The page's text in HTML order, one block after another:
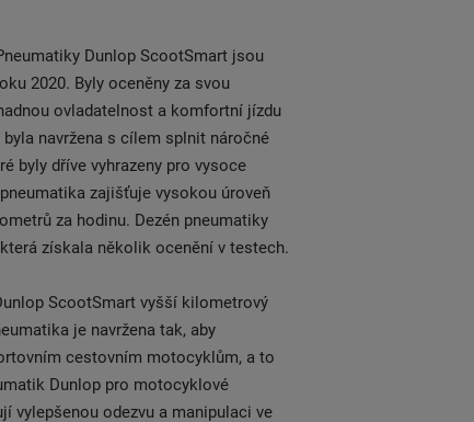
Dunlop ScootSmart jsou
2020. Byly oceněny za svou
ovladatelnost a komfortní jízdu
navržena s cílem splnit náročné
byly dříve vyhrazeny pro vysoce
zajišťuje vysokou úroveň
za hodinu. Dezén pneumatiky
získala několik ocenění v testech.
ScootSmart vyšší kilometrový
je navržena tak, aby
cestovním motocyklům, a to
Dunlop pro motocyklové
vylepšenou odezvu a manipulaci ve